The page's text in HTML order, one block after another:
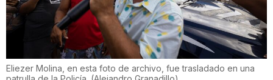
Eliezer Molina, en esta foto de archivo, fue trasladado en una